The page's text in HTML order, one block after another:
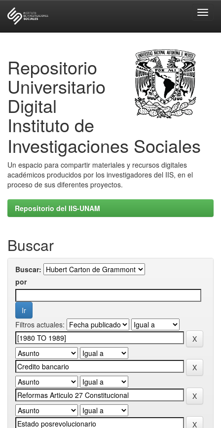
Repositorio
Universitario
Digital
Instituto de
Investigaciones Sociales
Un espacio para compartir materiales y recursos digitales
académicos producidos por los investigadores del IIS, en el
proceso de sus diferentes proyectos.
Repositorio del IIS-UNAM
Buscar
Buscar:
por
Filtros actuales: